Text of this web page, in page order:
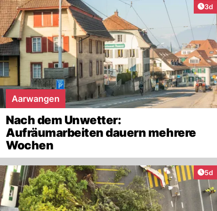
3d
Aarwangen
Nach dem Unwetter:
Aufräumarbeiten dauern mehrere
Wochen
5d